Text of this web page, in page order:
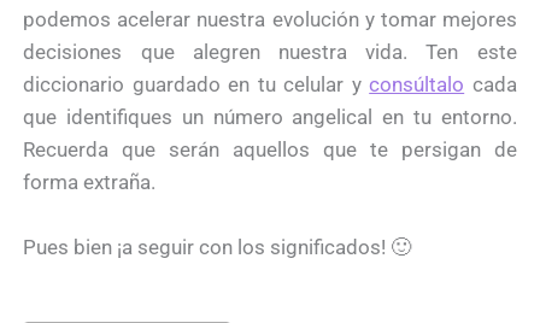
podemos acelerar nuestra evolución y tomar mejores
decisiones que alegren nuestra vida. Ten este
diccionario guardado en tu celular yconsúltalo cada
que identifiques un número angelical en tu entorno.
Recuerda que serán aquellos que te persigan de
forma extraña.
Pues bien ¡a seguir con los significados! 🙂